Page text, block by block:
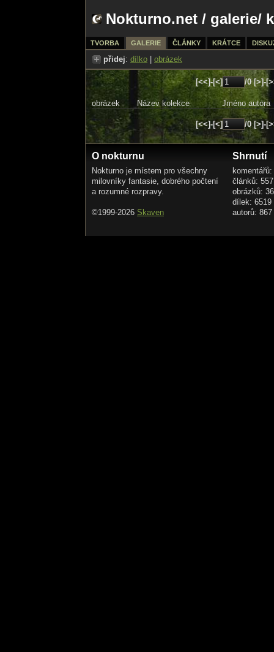
Nokturno.net / galerie/
TVORBA GALERIE ČLÁNKY KRÁTCE
přidej: dílko obrázek
[<<]-[<] /0 [>]-
obrázek Název kolekce Jméno autora
[<<]-[<] /0 [>]-
O nokturnu
Nokturno je místem pro všechny
milovníky fantasie, dobrého počtení
a rozumné rozpravy.
©1999-2026 Skaven
Shrnutí
článků: 557
obrázků:
dílek: 6519
autorů: 867